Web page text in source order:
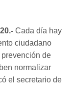
Cada día hay
ciudadano
de
normalizar
el secretario de